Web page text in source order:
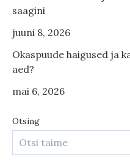
saagini
juuni 8, 2026
Okaspuude haigused ja
aed?
mai 6, 2026
Otsing